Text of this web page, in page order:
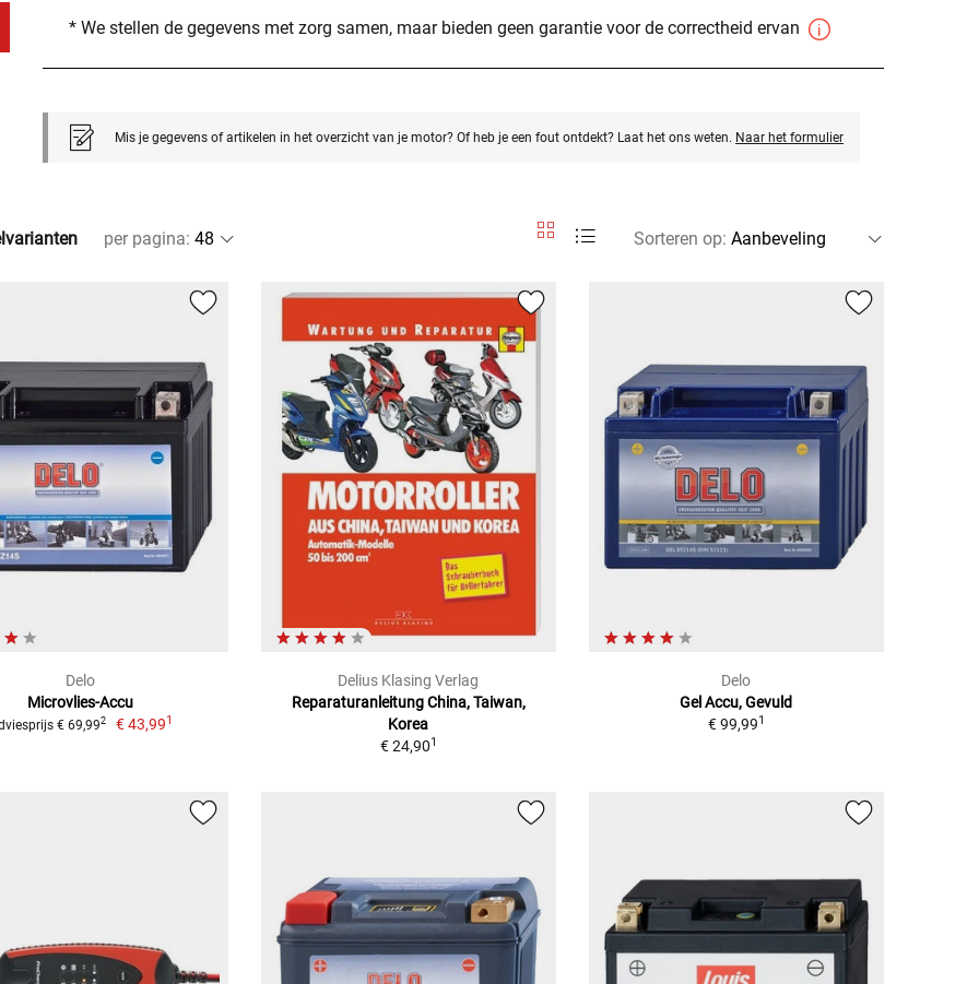
* We stellen de gegevens met zorg samen, maar bieden geen garantie voor de correctheid ervan
Mis je gegevens of artikelen in het overzicht van je motor? Of heb je een fout ontdekt? Laat het ons weten. Naar het formulier
per pagina: Sorteren op:
Delo
Microvlies-Accu
€ 69,992 € 43,991
Delius Klasing Verlag
Reparaturanleitung China, Taiwan,
Korea
€ 24,901
Delo
Gel Accu, Gevuld
€ 99,991